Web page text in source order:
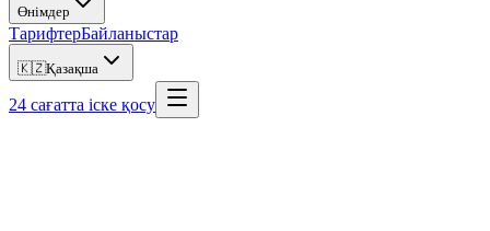
Өнімдер
ТарифтерБайланыстар
🇰🇿Қазақша
24 сағатта іске қосу